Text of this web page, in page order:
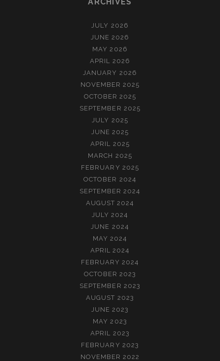
JULY 2026
JUNE 2026
MAY 2026
APRIL 2026
JANUARY 2026
NOVEMBER 2025
OCTOBER 2025
SEPTEMBER 2025
JULY 2025
JUNE 2025
APRIL 2025
MARCH 2025
FEBRUARY 2025
OCTOBER 2024
SEPTEMBER 2024
AUGUST 2024
JULY 2024
JUNE 2024
MAY 2024
APRIL 2024
FEBRUARY 2024
OCTOBER 2023
SEPTEMBER 2023
AUGUST 2023
JUNE 2023
MAY 2023
APRIL 2023
FEBRUARY 2023
NOVEMBER 2022